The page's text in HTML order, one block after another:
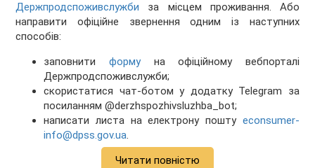
Держпродспоживслужби за місцем проживання. Або
направити офіційне звернення одним із наступних
способів:
заповнити формуна офіційному вебпорталі
Держпродспоживслужби;
скористатися чат-ботом у додатку Telegram за
посиланням @derzhspozhivsluzhba_bot;
написати листа на електрону пошту econsumer-
info@dpss.gov.ua.
Читати повністю